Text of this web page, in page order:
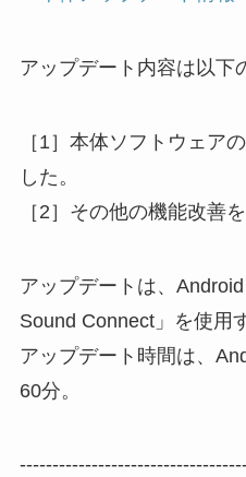
アップデート内容は以下
［1］本体ソフトウェア
した。
［2］その他の機能改善
アップデートは、
Sound Connect」を使用
アップデート時間は、
60分。